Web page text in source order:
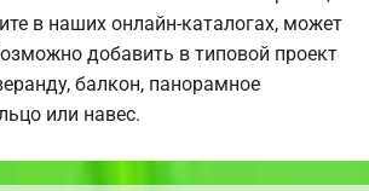
в наших онлайн-каталогах, может
добавить в типовой проект
балкон, панорамное
или навес.